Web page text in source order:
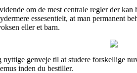
om de mest centrale regler der
essesentielt, at man permanent
eller et barn.
genveje til at studere forskellige
inden du bestiller.